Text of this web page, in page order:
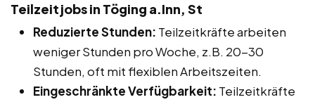
Teilzeitjobs in Töging a.Inn, St
Reduzierte Stunden: Teilzeitkräfte arbeiten
weniger Stunden pro Woche, z.B. 20-30
Stunden, oft mit flexiblen Arbeitszeiten.
Eingeschränkte Verfügbarkeit: Teilzeitkräfte